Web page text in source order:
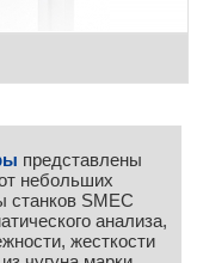
представлены
небольших
станков SMEC
анализа,
жесткости